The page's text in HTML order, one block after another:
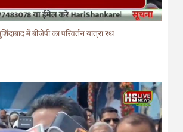
में बीजेपी का परिवर्तन यात्रा रथ